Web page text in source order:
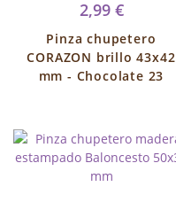
2,99 €
Pinza chupetero
CORAZON brillo 43x42
mm - Chocolate 23